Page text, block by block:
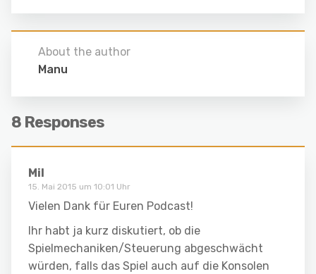
About the author
Manu
8 Responses
Mil
15. Mai 2015 um 10:01 Uhr
Vielen Dank für Euren Podcast!
Ihr habt ja kurz diskutiert, ob die
Spielmechaniken/Steuerung abgeschwächt
würden, falls das Spiel auch auf die Konsolen